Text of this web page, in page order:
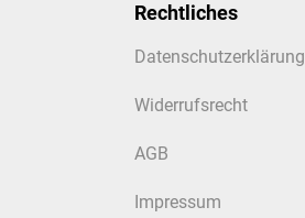
Rechtliches
Datenschutzerklärung
Widerrufsrecht
AGB
Impressum